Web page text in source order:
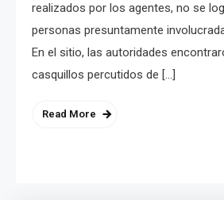
realizados por los agentes, no se
personas presuntamente
En el sitio, las autoridades
casquillos percutidos de […]
Read More